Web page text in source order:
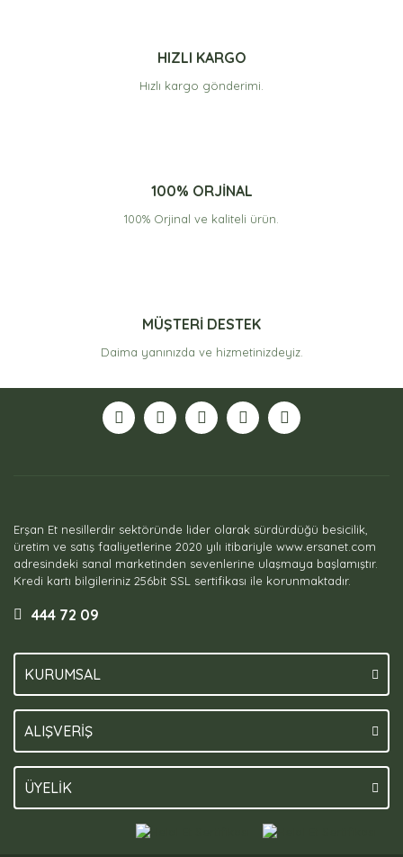
HIZLI KARGO
Hızlı kargo gönderimi.
100% ORJİNAL
100% Orjinal ve kaliteli ürün.
MÜŞTERİ DESTEK
Daima yanınızda ve hizmetinizdeyiz.
Erşan Et nesillerdir sektöründe lider olarak sürdürdüğü besicilik,
üretim ve satış faaliyetlerine 2020 yılı itibariyle www.ersanet.com
adresindeki sanal marketinden sevenlerine ulaşmaya başlamıştır.
Kredi kartı bilgileriniz 256bit SSL sertifikası ile korunmaktadır.
444 72 09
KURUMSAL
ALIŞVERİŞ
ÜYELİK